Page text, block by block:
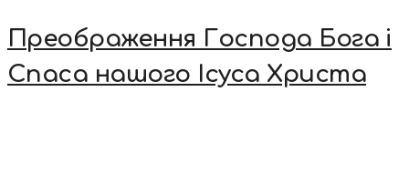
Преображення Господа Бога і
Спаса нашого Ісуса Христа